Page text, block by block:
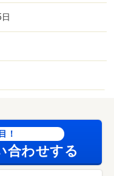
！
合わせする